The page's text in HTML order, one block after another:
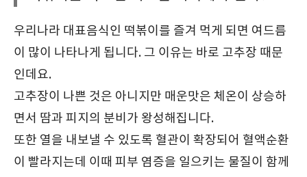
우리나라 대표음식인 떡볶이를 즐겨 먹게 되면 여드름
이 많이 나타나게 됩니다. 그 이유는 바로 고추장 때문
인데요.
고추장이 나쁜 것은 아니지만 매운맛은 체온이 상승하
면서 땀과 피지의 분비가 왕성해집니다.
또한 열을 내보낼 수 있도록 혈관이 확장되어 혈액순환
이 빨라지는데 이때 피부 염증을 일으키는 물질이 함께